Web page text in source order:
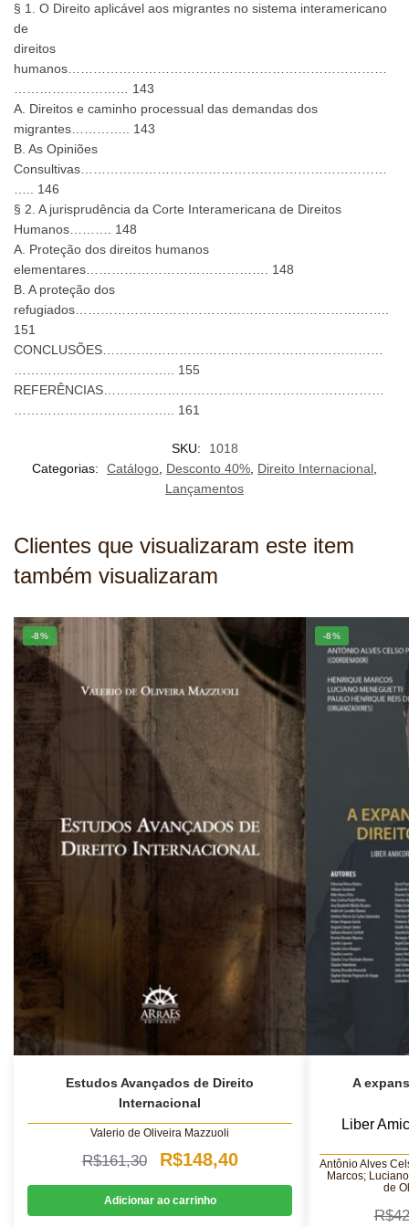
§ 1. O Direito aplicável aos migrantes no sistema interamericano
de
direitos
humanos…………………………………………………………………
……………………… 143
A. Direitos e caminho processual das demandas dos
migrantes………….. 143
B. As Opiniões
Consultivas………………………………………………………………
….. 146
§ 2. A jurisprudência da Corte Interamericana de Direitos
Humanos………. 148
A. Proteção dos direitos humanos
elementares……………………………………. 148
B. A proteção dos
refugiados………………………………………………………………..
151
CONCLUSÕES…………………………………………………………
……………………………….. 155
REFERÊNCIAS…………………………………………………………
……………………………….. 161
SKU:
1018
Categorias:
Catálogo, Desconto 40%, Direito Internacional,
Lançamentos
Clientes que visualizaram este item
também visualizaram
-8%
Estudos Avançados de Direito
Internacional
Valerio de Oliveira Mazzuoli
R$161,30
O
preço
original
R$148,40O
preço
atual
Adicionar ao carrinho
-8%
A
Liber
Antônio Alves
Marcos;
de
R$